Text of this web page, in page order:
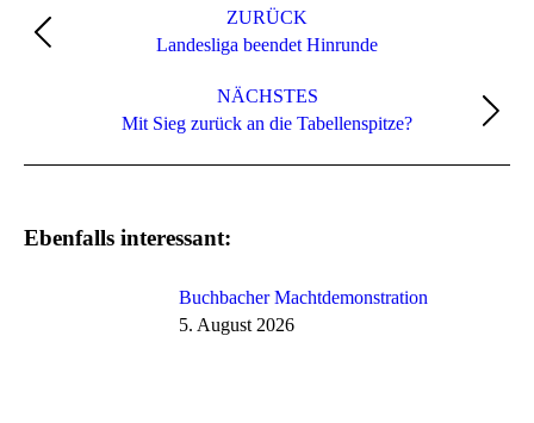
ZURÜCK
Vorheriger
Landesliga beendet Hinrunde
NÄCHSTES
Nächster
Mit Sieg zurück an die Tabellenspitze?
Ebenfalls interessant:
Buchbacher Machtdemonstration
5. August 2026